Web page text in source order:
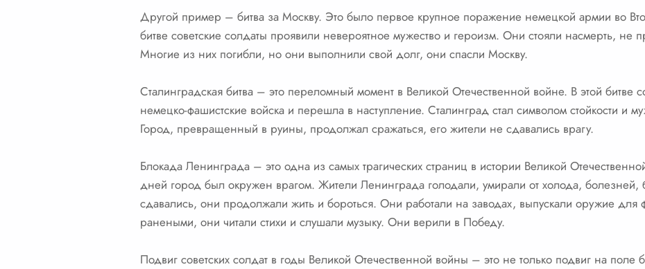
Другой пример – битва за Москву. Это было первое крупное поражение немецкой армии во
битве советские солдаты проявили невероятное мужество и героизм. Они стояли насмерть, не
Многие из них погибли, но они выполнили свой долг, они спасли Москву.
Сталинградская битва – это переломный момент в Великой Отечественной войне. В этой битве
немецко-фашистские войска и перешла в наступление. Сталинград стал символом стойкости и
Город, превращенный в руины, продолжал сражаться, его жители не сдавались врагу.
Блокада Ленинграда – это одна из самых трагических страниц в истории Великой
дней город был окружен врагом. Жители Ленинграда голодали, умирали от холода,
сдавались, они продолжали жить и бороться. Они работали на заводах, выпускали оружие для
ранеными, они читали стихи и слушали музыку. Они верили в Победу.
Подвиг советских солдат в годы Великой Отечественной войны – это не только подвиг на